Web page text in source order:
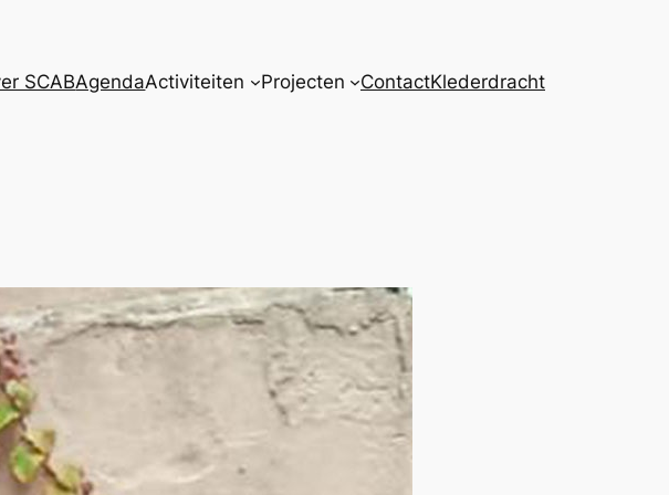
SCABAgendaActiviteiten Projecten ContactKlederdracht